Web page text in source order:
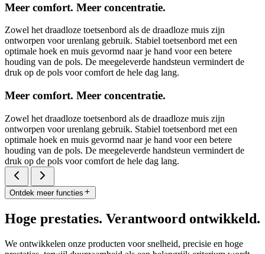
Meer comfort. Meer concentratie.
Zowel het draadloze toetsenbord als de draadloze muis zijn
ontworpen voor urenlang gebruik. Stabiel toetsenbord met een
optimale hoek en muis gevormd naar je hand voor een betere
houding van de pols. De meegeleverde handsteun vermindert de
druk op de pols voor comfort de hele dag lang.
Meer comfort. Meer concentratie.
Zowel het draadloze toetsenbord als de draadloze muis zijn
ontworpen voor urenlang gebruik. Stabiel toetsenbord met een
optimale hoek en muis gevormd naar je hand voor een betere
houding van de pols. De meegeleverde handsteun vermindert de
druk op de pols voor comfort de hele dag lang.
Ontdek meer functies
Hoge prestaties. Verantwoord ontwikkeld.
We ontwikkelen onze producten voor snelheid, precisie en hoge